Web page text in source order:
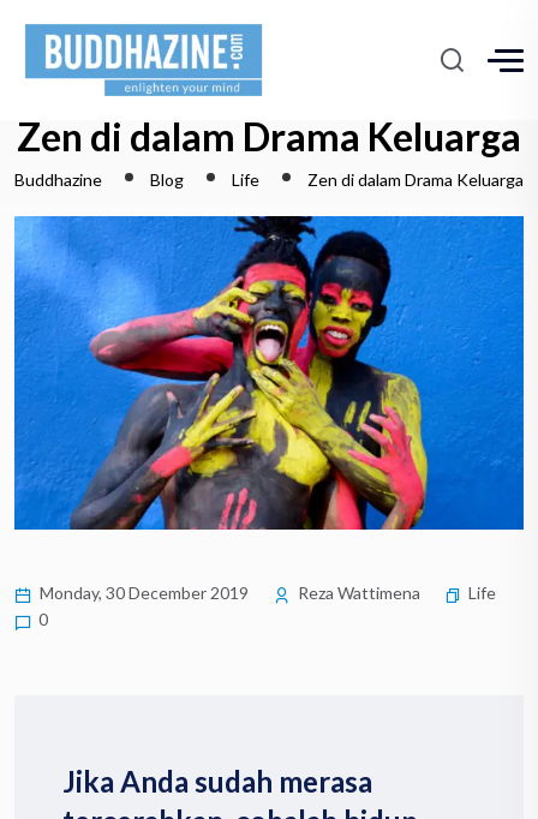
Zen di dalam Drama Keluarga
Buddhazine Blog Life Zen di dalam Drama Keluarga
Monday, 30 December 2019 Reza Wattimena
Life
0
Jika Anda sudah merasa